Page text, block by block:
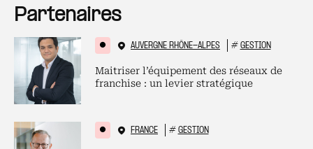
Partenaires
AUVERGNE RHÔNE-ALPES # GESTION
Maitriser l’équipement des réseaux de
franchise : un levier stratégique
FRANCE # GESTION